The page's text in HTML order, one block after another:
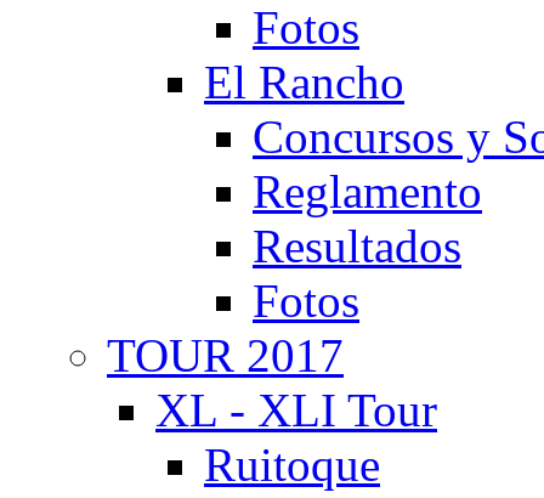
Fotos
El Rancho
Concursos y
Reglamento
Resultados
Fotos
TOUR 2017
XL - XLI Tour
Ruitoque